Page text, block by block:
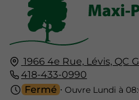
1966 4e Rue, Lévis, QC
418-433-0990
Fermé ⋅ Ouvre Lundi à